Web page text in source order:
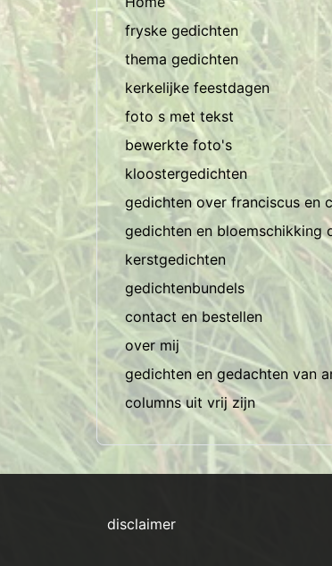
fryske gedichten
thema gedichten
kerkelijke feestdagen
foto s met tekst
bewerkte foto's
kloostergedichten
gedichten over franciscus en
gedichten en bloemschikking
kerstgedichten
gedichtenbundels
contact en bestellen
over mij
gedichten en gedachten van
columns uit vrij zijn
disclaimer